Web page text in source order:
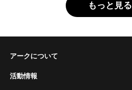
もっと見る
アークについて
活動情報